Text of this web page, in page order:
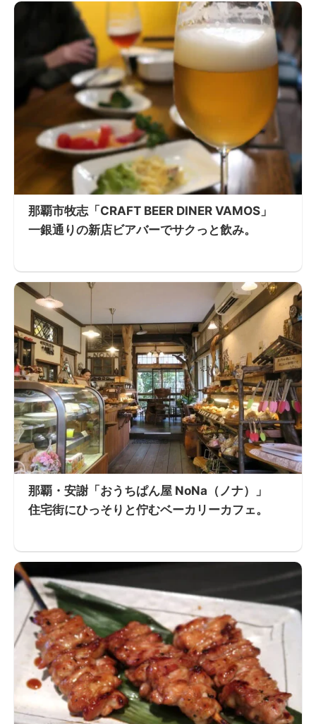
那覇市牧志「CRAFT BEER DINER VAMOS」
一銀通りの新店ビアバーでサクっと飲み。
那覇・安謝「おうちぱん屋 NoNa（ノナ）」
住宅街にひっそりと佇むベーカリーカフェ。